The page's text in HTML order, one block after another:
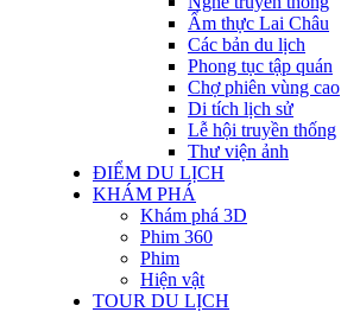
Ẩm thực Lai Châu
Các bản du lịch
Phong tục tập quán
Chợ phiên vùng cao
Di tích lịch sử
Lễ hội truyền thống
Thư viện ảnh
ĐIỂM DU LỊCH
KHÁM PHÁ
Khám phá 3D
Phim 360
Phim
Hiện vật
TOUR DU LỊCH